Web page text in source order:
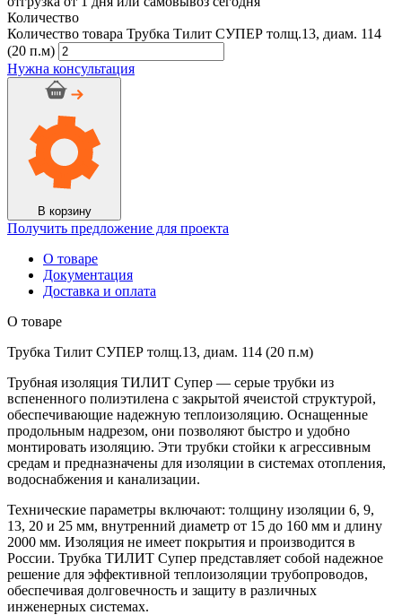
Количество
Количество товара Трубка Тилит СУПЕР толщ.13, диам. 114
(20 п.м)
Нужна консультация
В корзину
Получить предложение для проекта
О товаре
Документация
Доставка и оплата
О товаре
Трубка Тилит СУПЕР толщ.13, диам. 114 (20 п.м)
Трубная изоляция ТИЛИТ Супер — серые трубки из
вспененного полиэтилена с закрытой ячеистой структурой,
обеспечивающие надежную теплоизоляцию. Оснащенные
продольным надрезом, они позволяют быстро и удобно
монтировать изоляцию. Эти трубки стойки к агрессивным
средам и предназначены для изоляции в системах отопления,
водоснабжения и канализации.
Технические параметры включают: толщину изоляции 6, 9,
13, 20 и 25 мм, внутренний диаметр от 15 до 160 мм и длину
2000 мм. Изоляция не имеет покрытия и производится в
России. Трубка ТИЛИТ Супер представляет собой надежное
решение для эффективной теплоизоляции трубопроводов,
обеспечивая долговечность и защиту в различных
инженерных системах.